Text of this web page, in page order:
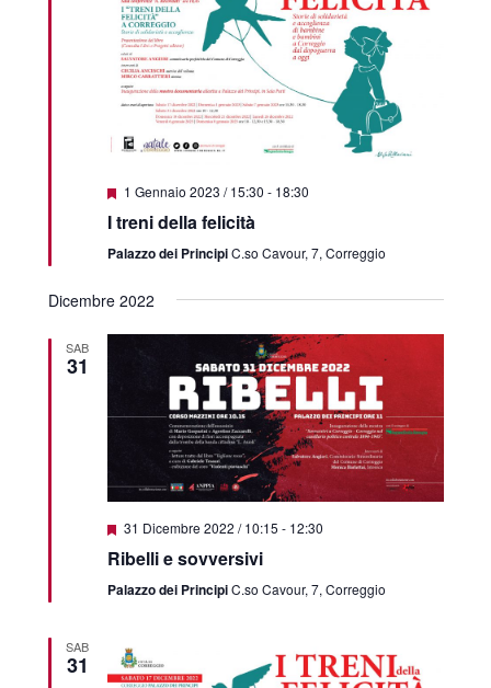
Featured
1 Gennaio 2023 / 15:30 - 18:30
I treni della felicità
Palazzo dei PrincipiC.so Cavour, 7, Correggio
Dicembre 2022
SAB
31
Featured
31 Dicembre 2022 / 10:15 - 12:30
Ribelli e sovversivi
Palazzo dei PrincipiC.so Cavour, 7, Correggio
SAB
31